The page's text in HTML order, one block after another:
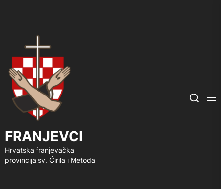
FRANJEVCI
Hrvatska franjevačka
provincija sv. Ćirila i Metoda
Search